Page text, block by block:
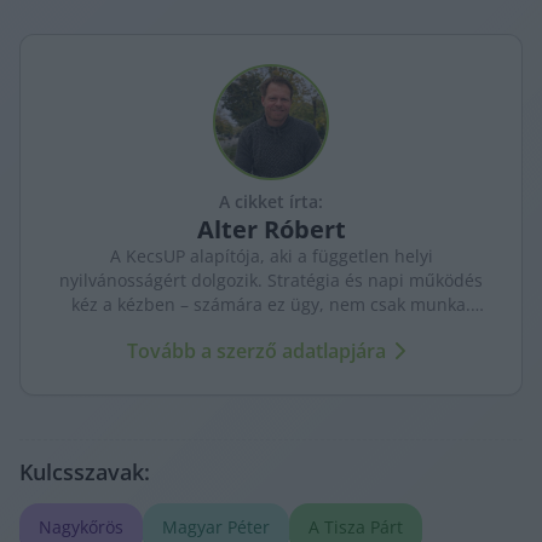
A cikket írta:
Alter Róbert
A KecsUP alapítója, aki a független helyi
nyilvánosságért dolgozik. Stratégia és napi működés
kéz a kézben – számára ez ügy, nem csak munka.
erős helyi média.
Tovább a szerző adatlapjára
Kulcsszavak:
Nagykőrös Magyar Péter A Tisza Párt